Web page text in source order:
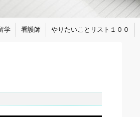
学 看護師 やりたいことリスト１００